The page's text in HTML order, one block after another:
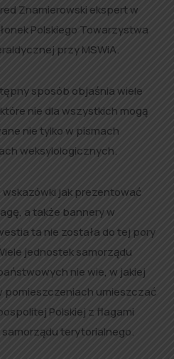
Znamierowski ekspert w
Polskiego Towarzystwa
przy MSWiA.
sposób objaśnia wiele
nie dla wszystkich mogą
nie tylko w pismach
weksylologicznych.
wskazówki jak prezentować
a także bannery w
ta nie została do tej pory
jednostek samorządu
nie wie, w jakiej
pomieszczeniach umieszczać
Polskiej z flagami
terytorialnego.